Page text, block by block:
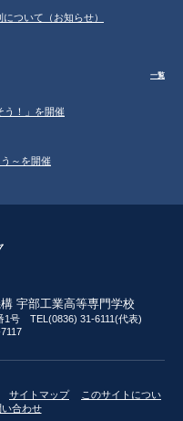
ついて（お知らせ）
一覧
う！」を開催
～を開催
宇部工業高等専門学校
1号 TEL(0836) 31-6111(代表)
サイトマップ
このサイトについ
い合わせ